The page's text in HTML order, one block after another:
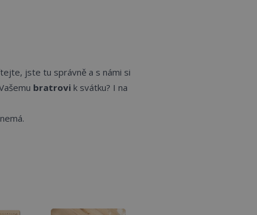
jste tu správně a s námi si
bratrovi k svátku? I na